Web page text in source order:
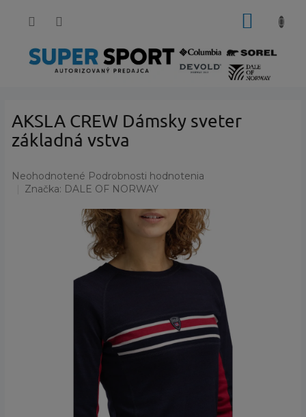
AKSLA CREW Dámsky sveter
základná vstva
Priemerné
hodnotenie
Neohodnotené Podrobnosti hodnotenia
Značka: DALE OF NORWAY